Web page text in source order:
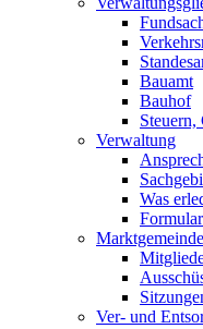
Bauamt
Bauhof
Steuern,
Verwaltung
Was
Ver- und